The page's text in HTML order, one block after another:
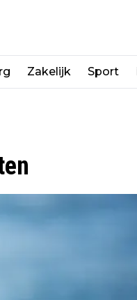
Zakelijk Sport